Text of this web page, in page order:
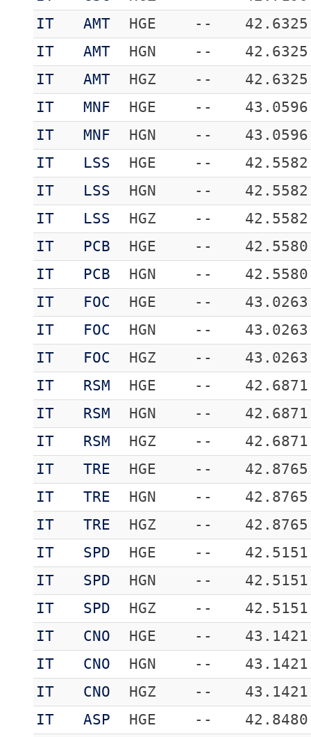
IT
AMT HGE --
42.6325
IT
AMT HGN --
42.6325
IT
AMT HGZ --
42.6325
IT
MNF HGE --
43.0596
IT
MNF HGN --
43.0596
IT
LSS HGE --
42.5582
IT
LSS HGN --
42.5582
IT
LSS HGZ --
42.5582
IT
PCB HGE --
42.5580
IT
PCB HGN --
42.5580
IT
FOC HGE --
43.0263
IT
FOC HGN --
43.0263
IT
FOC HGZ --
43.0263
IT
RSM HGE --
42.6871
IT
RSM HGN --
42.6871
IT
RSM HGZ --
42.6871
IT
TRE HGE --
42.8765
IT
TRE HGN --
42.8765
IT
TRE HGZ --
42.8765
IT
SPD HGE --
42.5151
IT
SPD HGN --
42.5151
IT
SPD HGZ --
42.5151
IT
CNO HGE --
43.1421
IT
CNO HGN --
43.1421
IT
CNO HGZ --
43.1421
IT
ASP HGE --
42.8480